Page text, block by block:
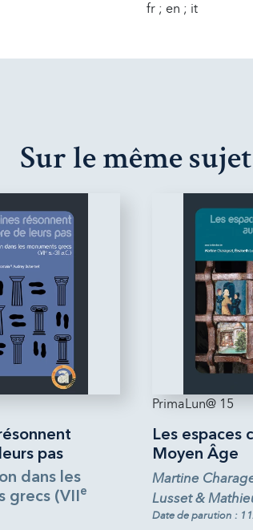
fr ; en ; it
Sur le même sujet
pas
dans les
grecs (VII
e
PrimaLun@ 15
Les espaces
Moyen Âge
Martine
Lusset &
Date de parution :